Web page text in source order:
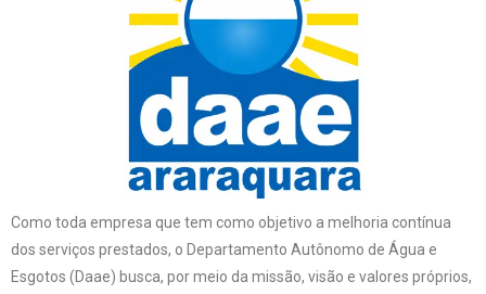
Como toda empresa que tem como objetivo a melhoria contínua
dos serviços prestados, o Departamento Autônomo de Água e
Esgotos (Daae) busca, por meio da missão, visão e valores próprios,